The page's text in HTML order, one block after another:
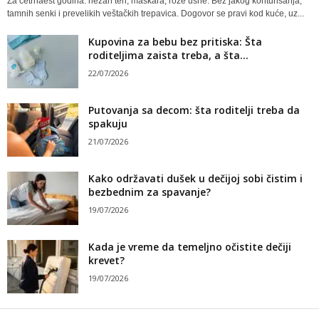
tamnih senki i prevelikih veštačkih trepavica. Dogovor se pravi kod kuće, uz...
Kupovina za bebu bez pritiska: Šta
roditeljima zaista treba, a šta...
22/07/2026
Putovanja sa decom: šta roditelji treba da
spakuju
21/07/2026
Kako održavati dušek u dečijoj sobi čistim i
bezbednim za spavanje?
19/07/2026
Kada je vreme da temeljno očistite dečiji
krevet?
19/07/2026